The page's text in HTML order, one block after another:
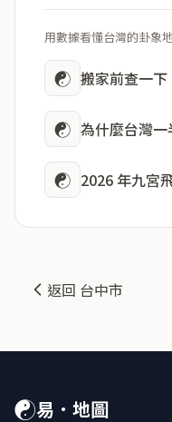
用數據看懂台灣的卦象
☯ 搬家前查一
☯ 為什麼台灣一
☯ 2026 年九宮
返回 台中市
☯易．地圖